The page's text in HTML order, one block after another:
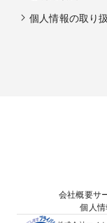
世界的な建築
伝統と革新が
個人情報の取り
会社概要サ
個人